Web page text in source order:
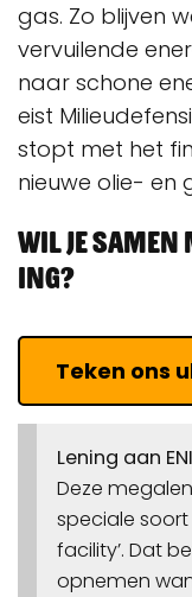
gas. Zo blijven
vervuilende
naar schone
eist
stopt met het
nieuwe olie- en
Wil je
ING?
Teken ons
Lening aan ENI
Deze
speciale soort
facility’. Dat
opnemen